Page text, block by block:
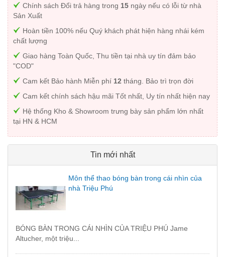
Chính sách Đổi trả hàng trong 15 ngày nếu có lỗi từ nhà
Sản Xuất
Hoàn tiền 100% nếu Quý khách phát hiện hàng nhái kém
chất lượng
Giao hàng Toàn Quốc, Thu tiền tại nhà uy tín đảm bảo
"COD"
Cam kết Bảo hành Miễn phí 12 tháng. Bảo trì trọn đời
Cam kết chính sách hậu mãi Tốt nhất, Uy tín nhất hiện nay
Hệ thống Kho & Showroom trưng bày sản phẩm lớn nhất
tại HN & HCM
Tin mới nhất
Môn thể thao bóng bàn trong cái nhìn của
nhà Triệu Phú
BÓNG BÀN TRONG CÁI NHÌN CỦA TRIỆU PHÚ Jame
Altucher, một triệu...